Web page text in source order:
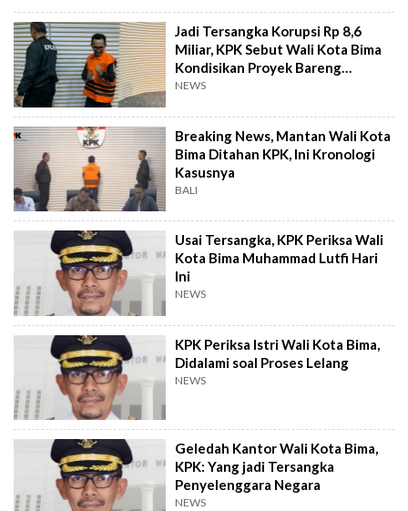
Jadi Tersangka Korupsi Rp 8,6
Miliar, KPK Sebut Wali Kota Bima
Kondisikan Proyek Bareng
Keluarga Inti
NEWS
Breaking News, Mantan Wali Kota
Bima Ditahan KPK, Ini Kronologi
Kasusnya
BALI
Usai Tersangka, KPK Periksa Wali
Kota Bima Muhammad Lutfi Hari
Ini
NEWS
KPK Periksa Istri Wali Kota Bima,
Didalami soal Proses Lelang
NEWS
Geledah Kantor Wali Kota Bima,
KPK: Yang jadi Tersangka
Penyelenggara Negara
NEWS